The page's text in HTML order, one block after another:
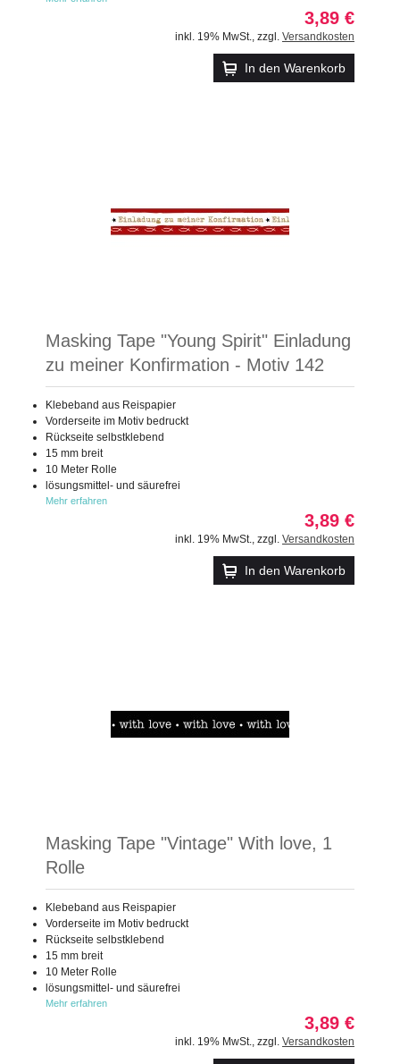
3,89 €
inkl. 19% MwSt. zzgl. Versandkosten
In den Warenkorb
Masking Tape "Young Spirit" Einladung
zu meiner Konfirmation - Motiv 142
Klebeband aus Reispapier
Vorderseite im Motiv bedruckt
Rückseite selbstklebend
15 mm breit
10 Meter Rolle
lösungsmittel- und säurefrei
Mehr erfahren
3,89 €
inkl. 19% MwSt. zzgl. Versandkosten
In den Warenkorb
Masking Tape "Vintage" With love, 1
Rolle
Klebeband aus Reispapier
Vorderseite im Motiv bedruckt
Rückseite selbstklebend
15 mm breit
10 Meter Rolle
lösungsmittel- und säurefrei
Mehr erfahren
3,89 €
inkl. 19% MwSt. zzgl. Versandkosten